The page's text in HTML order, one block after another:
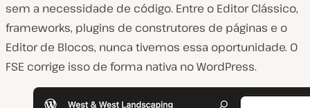
sem a necessidade de código. Entre o Editor Clássico,
frameworks, plugins de construtores de páginas e o
Editor de Blocos, nunca tivemos essa oportunidade. O
FSE corrige isso de forma nativa no WordPress.